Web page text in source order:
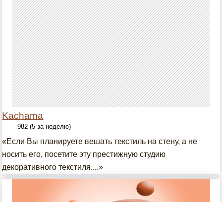
Kachama
982 (5 за неделю)
«Если Вы планируете вешать текстиль на стену, а не
носить его, посетите эту престижную студию
декоративного текстиля....»